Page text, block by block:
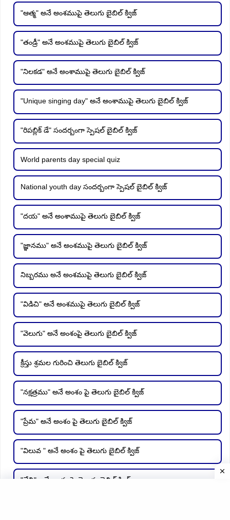
"ఆత్మ" అనే అంశముపై తెలుగు బైబిల్ క్విజ్
"తండ్రీ" అనే అంశముపై తెలుగు బైబిల్ క్విజ్
"నిలకడ" అనే అంశాముపై తెలుగు బైబిల్ క్విజ్
"Unique singing day" అనే అంశాముపై తెలుగు బైబిల్ క్విజ్
"రిపబ్లిక్ డే" సందర్బంగా స్పెషల్ బైబిల్ క్విజ్
World parents day special quiz
National youth day సందర్బంగా స్పెషల్ బైబిల్ క్విజ్
"దయ" అనే అంశాముపై తెలుగు బైబిల్ క్విజ్
"జ్ఞానము" అనే అంశముపై తెలుగు బైబిల్ క్విజ్
నిబ్బరము అనే అంశముపై తెలుగు బైబిల్ క్విజ్
"విడిచి" అనే అంశముపై తెలుగు బైబిల్ క్విజ్
"వెలుగు" అనే అంశంపై తెలుగు బైబిల్ క్విజ్
క్రీస్తు శ్రమల గురించి తెలుగు బైబిల్ క్విజ్
"నక్షత్రము" అనే అంశం పై తెలుగు బైబిల్ క్విజ్
"ప్రేమ" అనే అంశం పై తెలుగు బైబిల్ క్విజ్
"విలువ " అనే అంశం పై తెలుగు బైబిల్ క్విజ్
"లేచి" అనే అంశం పై తెలుగు బైబిల్ క్విజ్